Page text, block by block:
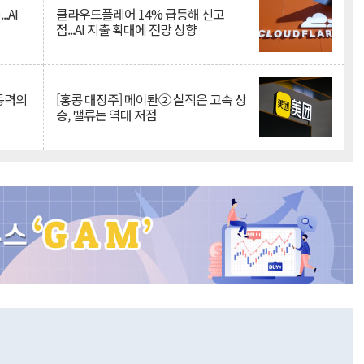
클라우드플레어 14% 급등해 신고
점...AI 지출 확대에 전망 상향
의 [홍콩 대장주] 메이퇀② 실적은 고속 상
승, 밸류는 역대 저점